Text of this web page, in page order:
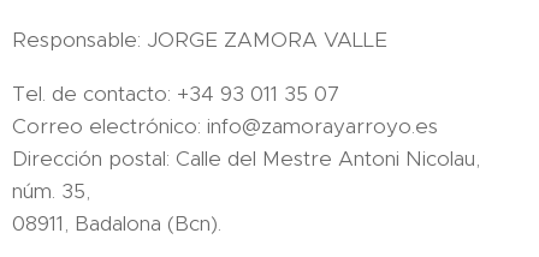
Responsable: JORGE ZAMORA VALLE
Tel. de contacto: +34 93 011 35 07
Correo electrónico: info@zamorayarroyo.es
Dirección postal: Calle del Mestre Antoni Nicolau,
núm. 35,
08911, Badalona (Bcn).